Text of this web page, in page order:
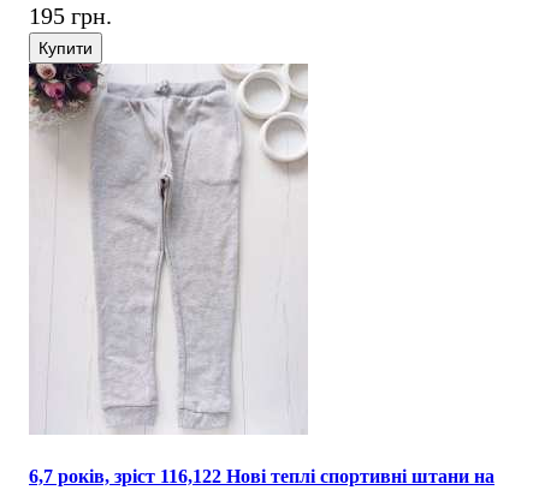
195 грн.
Купити
6,7 років, зріст 116,122 Нові теплі спортивні штани на